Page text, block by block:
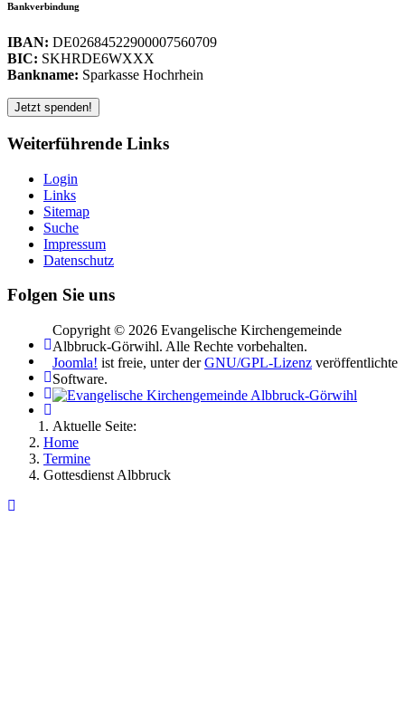
Bankverbindung
IBAN: DE02684522900007560709
BIC: SKHRDE6WXXX
Bankname: Sparkasse Hochrhein
Weiterführende Links
Login
Links
Sitemap
Suche
Impressum
Datenschutz
Folgen Sie uns
Copyright © 2026 Evangelische Kirchengemeinde
Albbruck-Görwihl. Alle Rechte vorbehalten.
Joomla! ist freie, unter derGNU/GPL-Lizenz veröffentlichte
Software.
Aktuelle Seite:
Home
Termine
Gottesdienst Albbruck